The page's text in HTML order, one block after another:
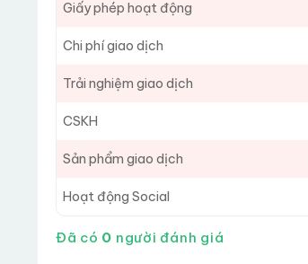
Giấy phép hoạt động
Chi phí giao dịch
Trải nghiệm giao dịch
CSKH
Sản phẩm giao dịch
Hoạt động Social
Đã có 0 người đánh giá